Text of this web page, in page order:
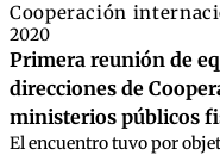
Cooperación
2020
Primera reunión de
direcciones de
ministerios públicos
El encuentro tuvo por